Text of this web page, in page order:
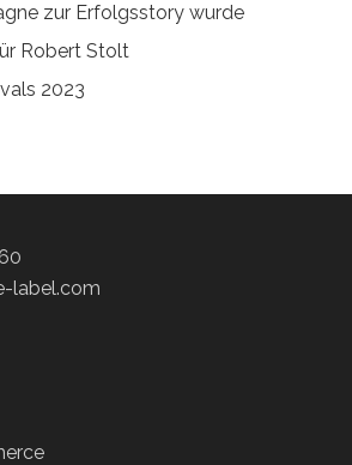
zur Erfolgsstory wurde
Robert Stolt
2023
label.com